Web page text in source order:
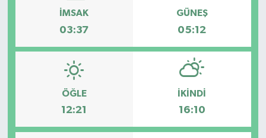
İMSAK
03:37
GÜNEŞ
05:12
ÖĞLE
12:21
İKINDI
16:10
Kültür & Sanat
Bilim, Teknoloji